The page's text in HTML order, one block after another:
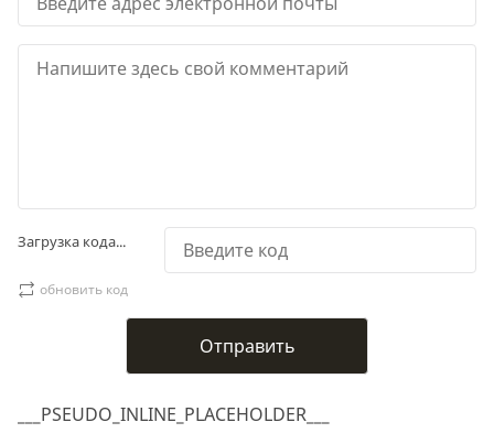
___PSEUDO_INLINE_PLACEHOLDER___
Загрузка кода...
обновить код